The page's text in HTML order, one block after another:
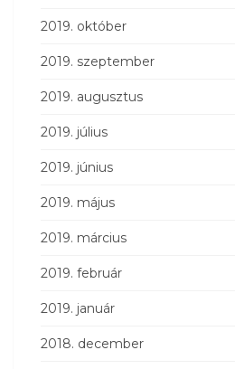
2019. október
2019. szeptember
2019. augusztus
2019. július
2019. június
2019. május
2019. március
2019. február
2019. január
2018. december